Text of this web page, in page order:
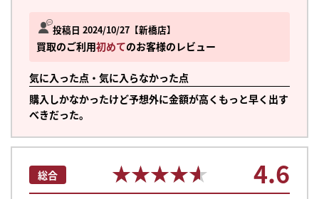
投稿日 2024/10/27 新橋店
買取のご利用初めてのお客様のレビュー
気に入った点・気に入らなかった点
購入しかなかったけど予想外に金額が高くもっと早く出す
べきだった。
総合 ★★★★★
★★★★★ 4.6